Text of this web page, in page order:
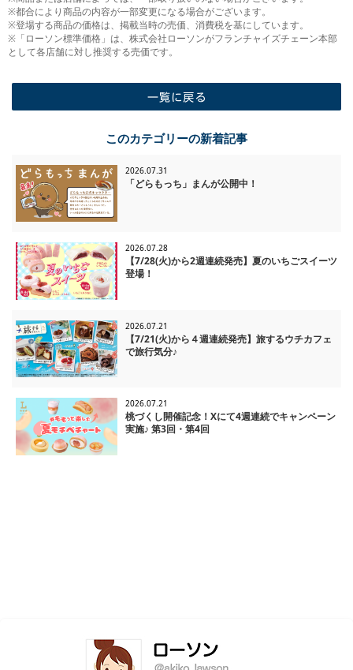
※都合により商品の内容が一部変更になる場合がございます。
※登場する商品の価格は、掲載当時の売価、消費税を基にしています。
※「ローソン標準価格」は、株式会社ローソンがフランチャイズチェーン本部
として各店舗に対し推奨する売価です。
このカテゴリーの新着記事
2026.07.31
「どらもっち」まんが公開中！
2026.07.28
【7/28(火)から2週連続発売】夏のいちごスイーツ
登場！
2026.07.21
【7/21(火)から４週連続発売】旅するウチカフェ
で旅行気分♪
2026.07.21
桃づくし開催記念！Xにて4週連続でキャンペーン
実施♪ 第3回・第4回